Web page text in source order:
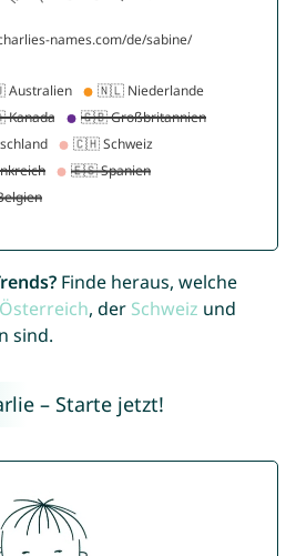
Finde heraus, welche
Österreich, der Schweiz und
sind.
– Starte jetzt!